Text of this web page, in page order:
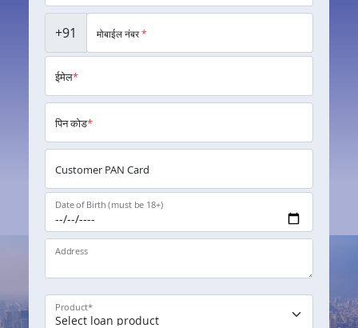
+91 मोबाईल नंबर*
ईमेल*
पिन कोड*
Customer PAN Card
Date of Birth (must be 18+)
Address
Product*